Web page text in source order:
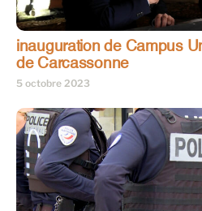
inauguration de Campus
de Carcassonne
5 octobre 2023